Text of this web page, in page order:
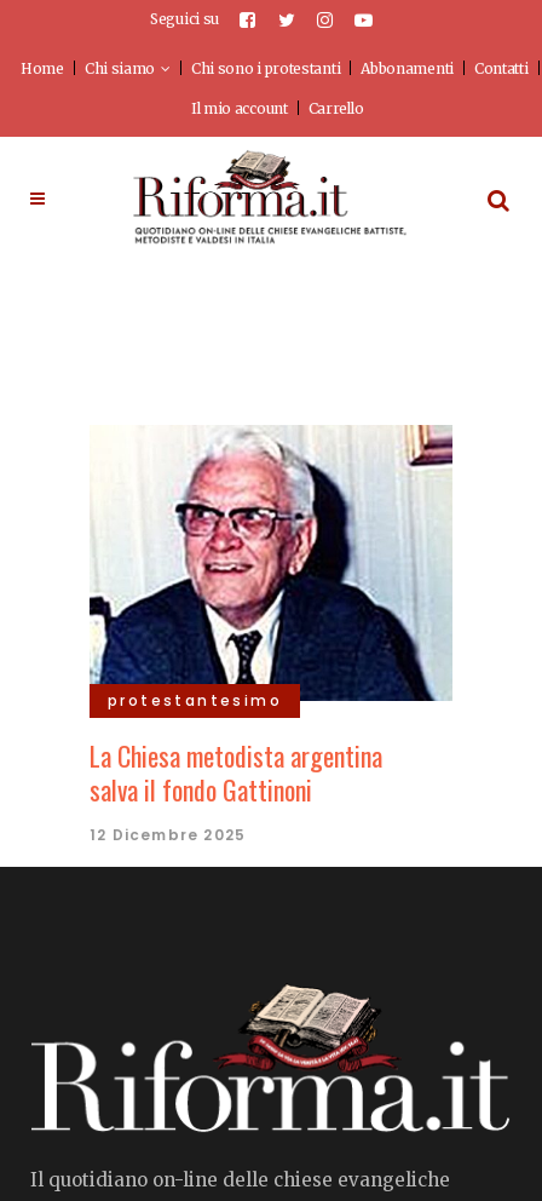
Seguici su
Home Chi siamo Chi sono i protestanti Abbonamenti Contatti
Il mio account Carrello
protestantesimo
La Chiesa metodista argentina
salva il fondo Gattinoni
12 Dicembre 2025
Il quotidiano on-line delle chiese evangeliche